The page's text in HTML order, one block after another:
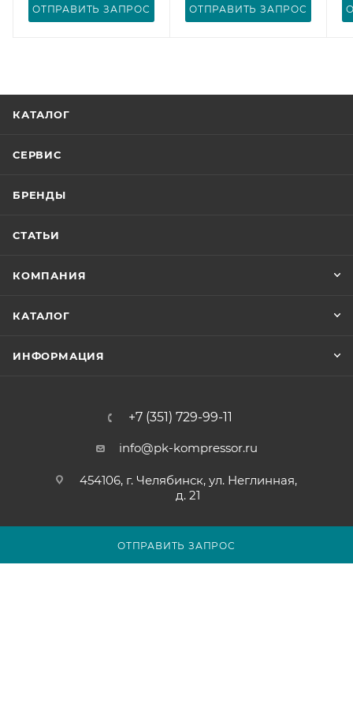
ОТПРАВИТЬ ЗАПРОС
ОТПРАВИТЬ ЗАПРОС ОТПРАВИТЬ ЗАПРОС
КАТАЛОГ
СЕРВИС
БРЕНДЫ
СТАТЬИ
КОМПАНИЯ
КАТАЛОГ
ИНФОРМАЦИЯ
+7 (351) 729-99-11
info@pk-kompressor.ru
454106, г. Челябинск, ул. Неглинная,
д. 21